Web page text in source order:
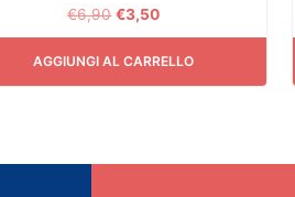
€6,90 €3,50
AGGIUNGI AL CARRELLO